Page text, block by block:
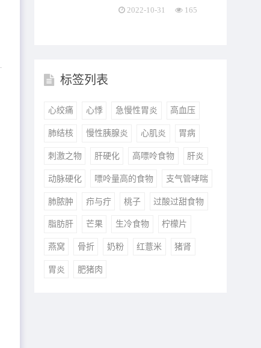
2022-10-31 165
标签列表
心绞痛 心悸 急慢性胃炎 高血压
肺结核 慢性胰腺炎 心肌炎 胃病
刺激之物 肝硬化 高嘌呤食物 肝炎
动脉硬化 嘌呤量高的食物 支气管哮喘
肺脓肿 疖与疔 桃子 过酸过甜食物
脂肪肝 芒果 生冷食物 柠檬片
燕窝 骨折 奶粉 红薏米 猪肾
胃炎 肥猪肉